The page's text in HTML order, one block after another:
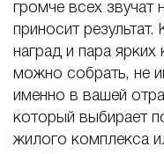
громче всех звучат
приносит результат.
наград и пара
можно собрать, не
именно в вашей
который выбирает
жилого комплекса